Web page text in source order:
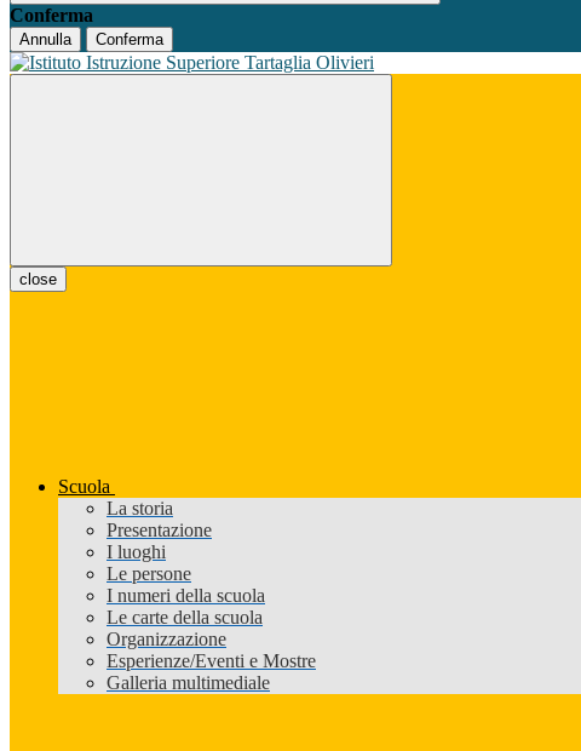
Conferma
Annulla Conferma
close
Scuola
La storia
Presentazione
I luoghi
Le persone
I numeri della scuola
Le carte della scuola
Organizzazione
Esperienze/Eventi e Mostre
Galleria multimediale